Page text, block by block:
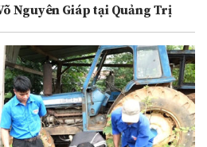
Nguyên Giáp tại Quảng Trị